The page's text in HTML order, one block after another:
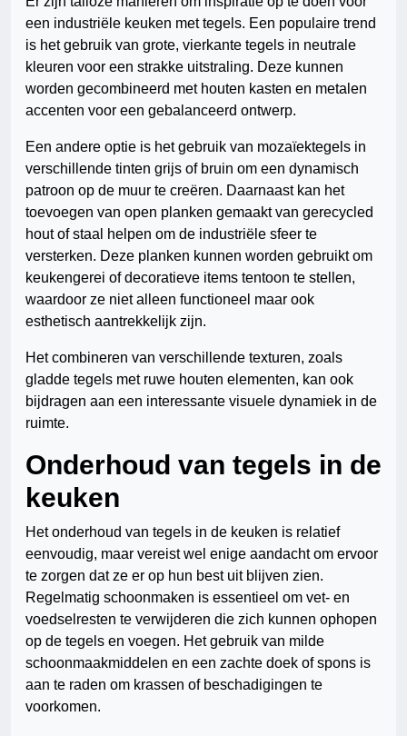
een industriële keuken met tegels. Een populaire trend
is het gebruik van grote, vierkante tegels in neutrale
kleuren voor een strakke uitstraling. Deze kunnen
worden gecombineerd met houten kasten en metalen
accenten voor een gebalanceerd ontwerp.
Een andere optie is het gebruik van mozaïektegels in
verschillende tinten grijs of bruin om een dynamisch
patroon op de muur te creëren. Daarnaast kan het
toevoegen van open planken gemaakt van gerecycled
hout of staal helpen om de industriële sfeer te
versterken. Deze planken kunnen worden gebruikt om
keukengerei of decoratieve items tentoon te stellen,
waardoor ze niet alleen functioneel maar ook
esthetisch aantrekkelijk zijn.
Het combineren van verschillende texturen, zoals
gladde tegels met ruwe houten elementen, kan ook
bijdragen aan een interessante visuele dynamiek in de
ruimte.
Onderhoud van tegels in de
keuken
Het onderhoud van tegels in de keuken is relatief
eenvoudig, maar vereist wel enige aandacht om ervoor
te zorgen dat ze er op hun best uit blijven zien.
Regelmatig schoonmaken is essentieel om vet- en
voedselresten te verwijderen die zich kunnen ophopen
op de tegels en voegen. Het gebruik van milde
schoonmaakmiddelen en een zachte doek of spons is
aan te raden om krassen of beschadigingen te
voorkomen.